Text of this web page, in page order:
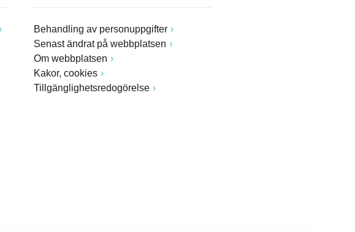
Behandling av personuppgifter
Senast ändrat på webbplatsen
Om webbplatsen
Kakor, cookies
Tillgänglighetsredogörelse